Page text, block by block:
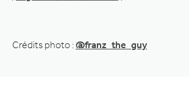
Crédits photo :@franz_the_guy